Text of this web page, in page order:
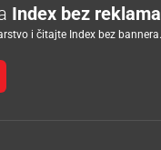
Index bez reklama
i čitajte Index bez bannera.